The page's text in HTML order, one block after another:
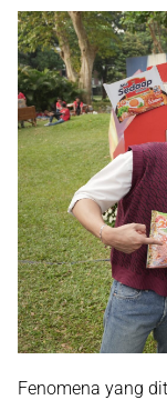
Fenomena yang